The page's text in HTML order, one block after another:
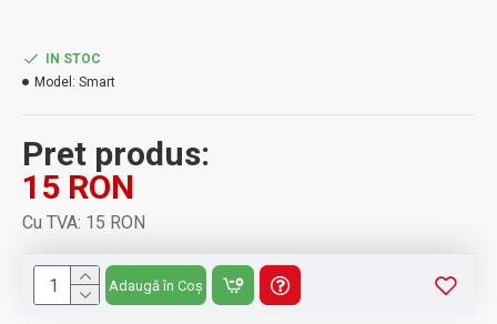
Pret produs:
15 RON
Cu TVA: 15 RON
IN STOC
Model: Smart
Adaugă în Coș